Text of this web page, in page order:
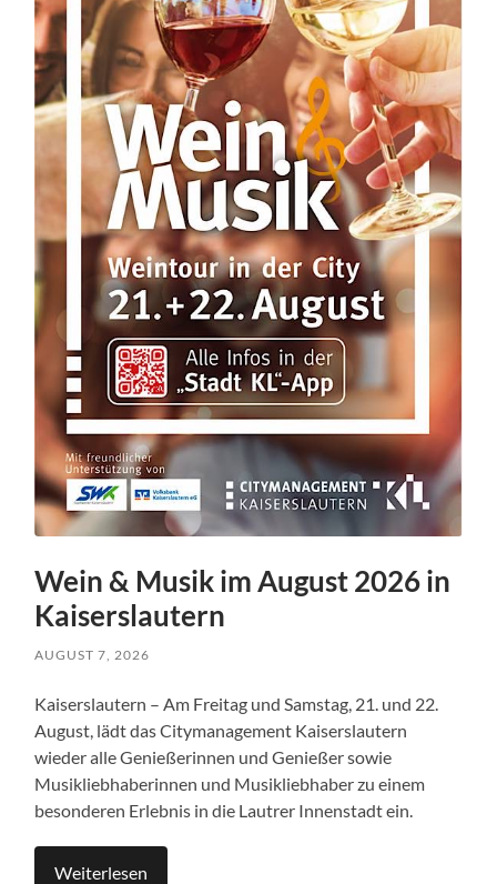
Wein & Musik im August 2026 in
Kaiserslautern
AUGUST 7, 2026
Kaiserslautern – Am Freitag und Samstag, 21. und 22.
August, lädt das Citymanagement Kaiserslautern
wieder alle Genießerinnen und Genießer sowie
Musikliebhaberinnen und Musikliebhaber zu einem
besonderen Erlebnis in die Lautrer Innenstadt ein.
Weiterlesen